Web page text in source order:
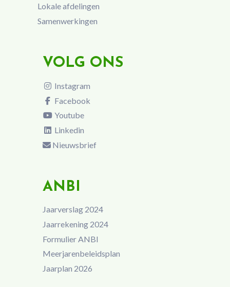
Lokale afdelingen
Samenwerkingen
VOLG ONS
Instagram
Facebook
Youtube
Linkedin
Nieuwsbrief
ANBI
Jaarverslag 2024
Jaarrekening 2024
Formulier ANBI
Meerjarenbeleidsplan
Jaarplan 2026